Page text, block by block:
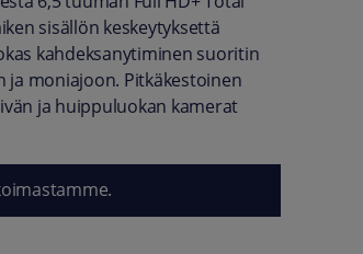
sisällön keskeytyksettä
kahdeksanytiminen suoritin
ja moniajoon. Pitkäkestoinen
ja huippuluokan kamerat